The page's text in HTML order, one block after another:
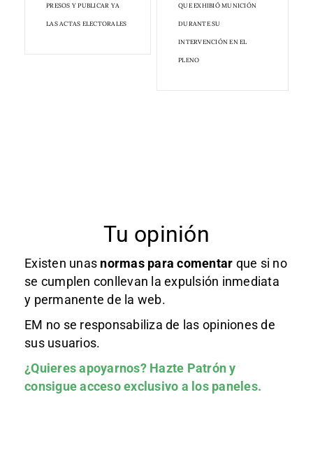
PRESOS Y PUBLICAR YA
LAS ACTAS ELECTORALES
QUE EXHIBIÓ MUNICIÓN
DURANTE SU
INTERVENCIÓN EN EL
PLENO
Tu opinión
Existen unas normas para comentar que si no
se cumplen conllevan la expulsión inmediata
y permanente de la web.
EM no se responsabiliza de las opiniones de
sus usuarios.
¿Quieres apoyarnos? Hazte Patróny
consigue acceso exclusivo a los paneles.